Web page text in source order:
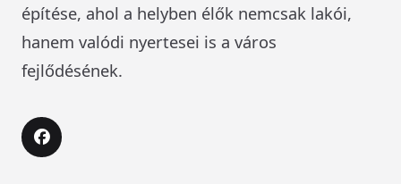
építése, ahol a helyben élők nemcsak lakói,
hanem valódi nyertesei is a város
fejlődésének.